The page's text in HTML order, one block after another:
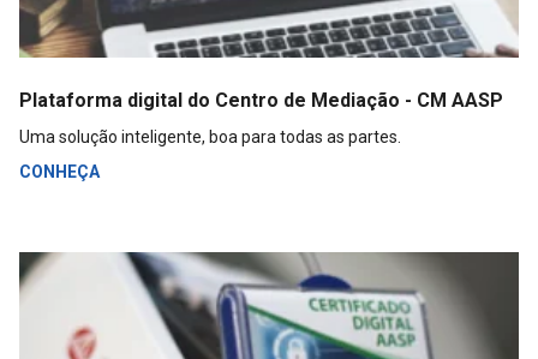
Plataforma digital do Centro de Mediação - CM AASP
Uma solução inteligente, boa para todas as partes.
CONHEÇA